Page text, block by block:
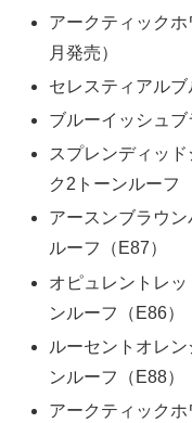
アークティック
月発売）
セレスティアルブ
ブルーイッシュブ
スプレンディッ
ク2トーンルーフ
アースンブラウ
ルーフ（E87）
オピュレントレ
ンルーフ（E86）
ルーセントオレ
ンルーフ（E88）
アークティック